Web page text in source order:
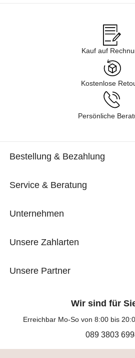
Kauf auf
Kostenlose
Persönliche
Bestellung & Bezahlung
Service & Beratung
Unternehmen
Unsere Zahlarten
Unsere Partner
Wir sind für
Erreichbar Mo-So von 8:00 bis
089 3803